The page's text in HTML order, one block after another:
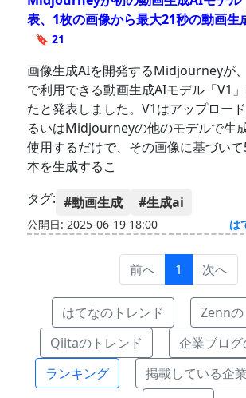
表、1枚の画像から最大21秒の動画生
🔖 21
画像生成AIを開発するMidjourneyが
で利用できる動画生成AIモデル「V1
たと発表しました。V1はアップロー
るいはMidjourneyの他のモデルで生
使用するだけで、その画像に基づい
本を生成するこ
タグ: #動画生成 #生成ai
公開日: 2025-06-19 18:00 は
前へ 1 次へ
はてなのトレンド
Zennの
Qiitaのトレンド
企業ブロ
ランキング
掲載している企